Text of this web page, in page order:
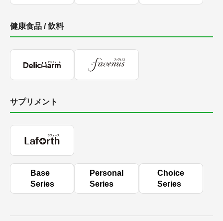
健康食品 / 飲料
サプリメント
Base
Series
Personal
Series
Choice
Series